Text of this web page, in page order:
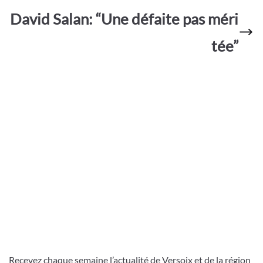
David Salan: “Une défaite pas méri
tée”
Recevez chaque semaine l’actualité de Versoix et de la région